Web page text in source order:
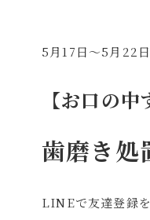
5月17日～5月22
【お口の中
歯磨き処
LINEで友達登録を